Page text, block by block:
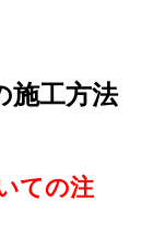
施工方法
ての注